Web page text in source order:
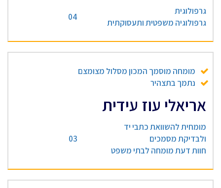
גרפולוגית
גרפולוגיה משפטית ותעסוקתית
04
מומחה מוסמך המכון מסלול מצומצם
נתמך בתצהיר
אריאלי עוז עידית
מומחית להשוואת כתבי יד
ולבדיקת מסמכים
חוות דעת מומחה לבתי משפט
03